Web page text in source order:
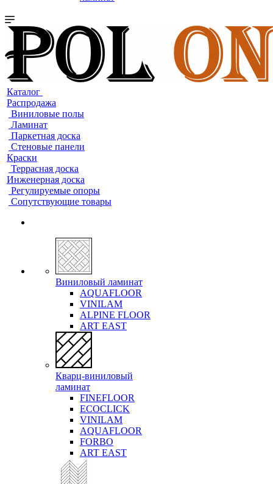
Каталог
Распродажа
Виниловые полы
Ламинат
Паркетная доска
Стеновые панели
Краски
Террасная доска
Инженерная доска
Регулируемые опоры
Сопутствующие товары
Виниловый ламинат
AQUAFLOOR
VINILAM
ALPINE FLOOR
ART EAST
Кварц-виниловый
ламинат
FINEFLOOR
ECOCLICK
VINILAM
AQUAFLOOR
FORBO
ART EAST